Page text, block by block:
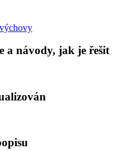
a návody, jak je řešit